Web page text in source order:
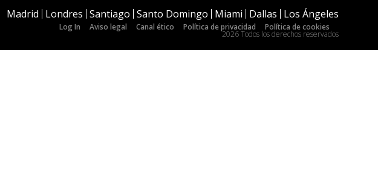
Madrid Londres Santiago Santo Domingo Miami Dallas Los Ángeles
Log In Aviso legal Canal ético Política de privacidad Política de cookies
2026 Todos los derechos reservados